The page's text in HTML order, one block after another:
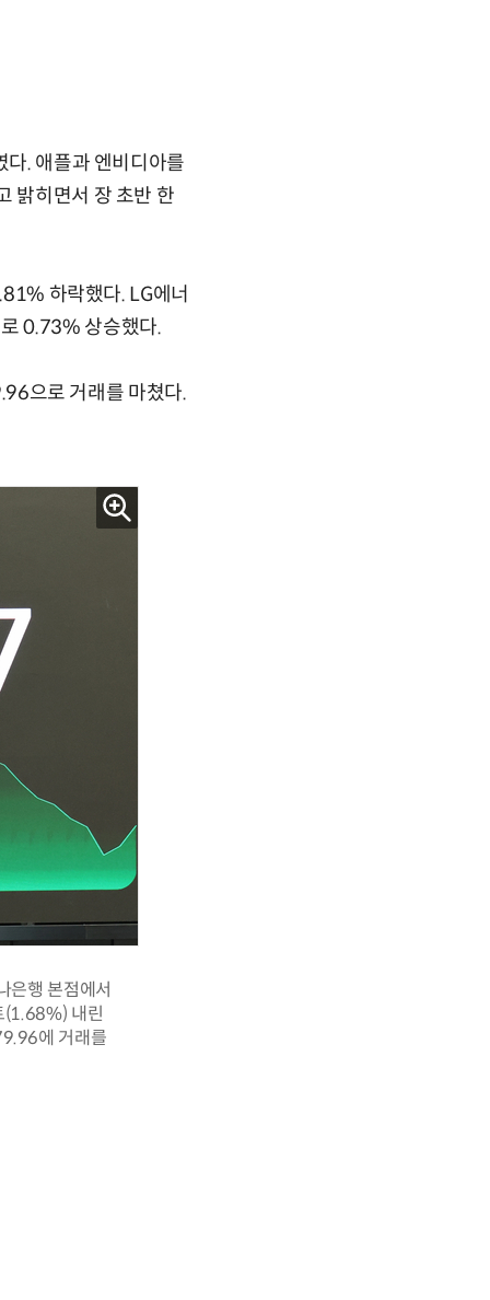
다. 애플과 엔비디아를
밝히면서 장 초반 한
하락했다. LG에너
0.73% 상승했다.
으로 거래를 마쳤다.
은행 본점에서
(1.68%) 내린
에 거래를